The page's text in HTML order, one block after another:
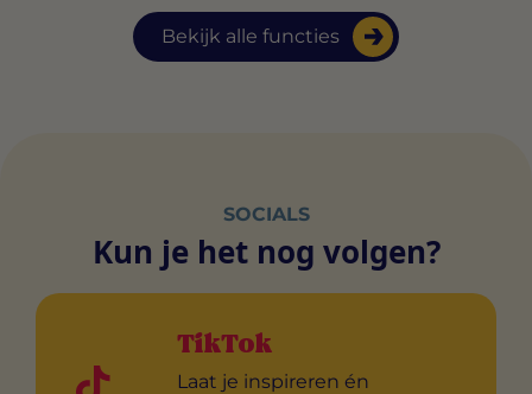
Bekijk alle functies
SOCIALS
Kun je het nog volgen?
TikTok
Laat je inspireren én